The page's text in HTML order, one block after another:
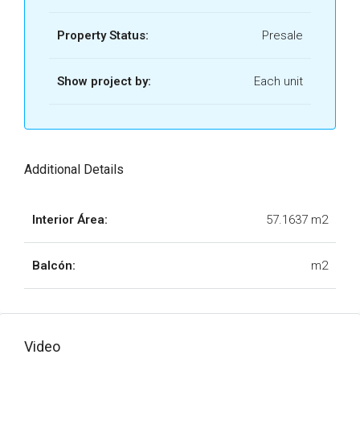
Property Status: Presale
Show project by: Each unit
Additional Details
Interior Área: 57.1637 m2
Balcón: m2
Video